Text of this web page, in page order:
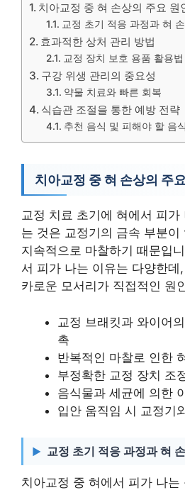
치아교정 중 혀 손상의 주요 원
교정 초기 적응 과정과 혀
효과적한 상처 관리 방법
교정 장치 보호 용품 활용법
구강 위생 관리의 중요성
약물 치료와 빠른 회복
식습관 조절을 통한 예방 전략
추천 음식 및 피해야 할 음식
치아교정 중 혀 손상의 주
교정 치료 초기에 혀에서 피
는 것은 교정기의 금속 부분
지속적으로 마찰하기 때문입
서 피가 나는 이유는 다양한
카로운 모서리가 직접적인 원
교정 브래킷과 와이어
촉
반복적인 마찰로 인한
부정확한 교정 장치 조
음식물과 세균에 의한
입안 움직임 시 교정기
교정 초기 적응 과정과 혀
치아교정 중 혀에서 피가 나는